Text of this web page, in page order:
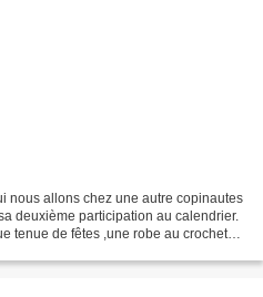
nous allons chez une autre copinautes
deuxième participation au calendrier.
tenue de fêtes ,une robe au crochet